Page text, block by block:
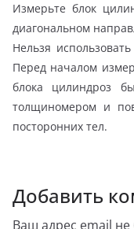
Измерьте блок
диагональном
Нельзя
Перед началом
блока цилиндроз
толщиномером и
посторонних тел.
Добавить
Ваш адрес email не